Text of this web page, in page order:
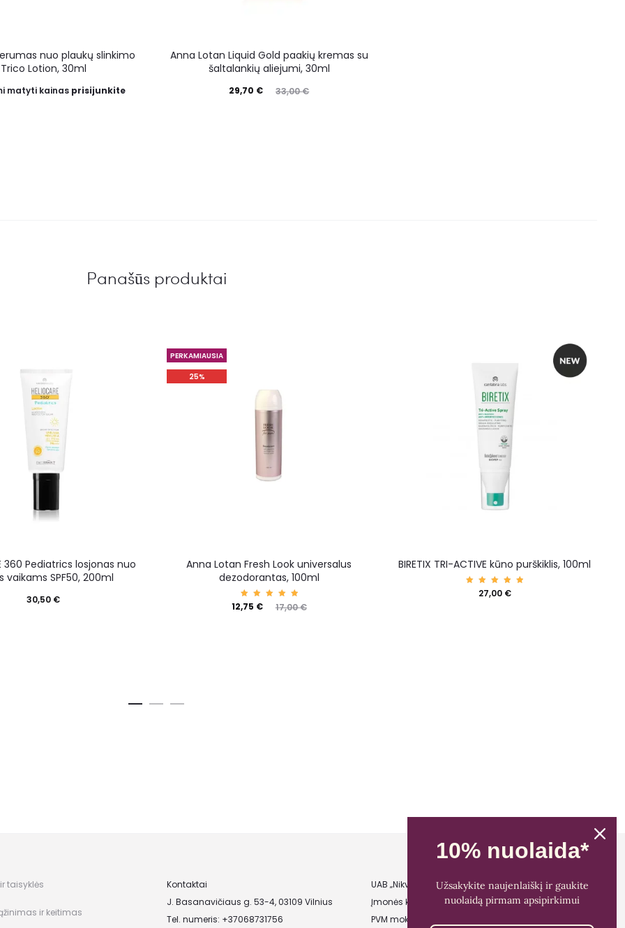
nuo plaukų slinkimo
Trico Lotion, 30ml
matyti kainas prisijunkite
Anna Lotan Liquid Gold paakių kremas su
šaltalankių aliejumi, 30ml
33,00€
29,70 €
Panašūs produktai
360 Pediatrics losjonas nuo
vaikams SPF50, 200ml
30,50 €
PERKAMIAUSIA
25%
Anna Lotan Fresh Look universalus
dezodorantas, 100ml
Įvertin
imas:
17,00€
12,75 €
BIRETIX TRI-ACTIVE kūno purškiklis, 100ml
Įvertin
imas:
27,00 €
taisyklės
ir keitimas
Kontaktai
J. Basanavičiaus g. 53-4, 03109 Vilnius
Tel. numeris: +37068731756
UAB „Nikvera”
Įmonės kodas: 303481944
PVM mokėtojo kodas: LT100011828014
10% nuolaida*
Užsakykite naujenlaiškį ir gaukite
nuolaidą pirmam apsipirkimui